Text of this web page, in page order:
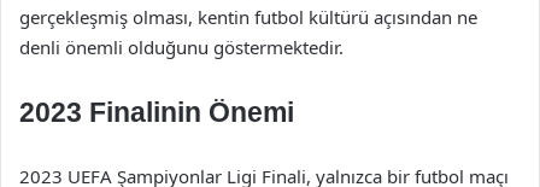
gerçekleşmiş olması, kentin futbol kültürü açısından ne
denli önemli olduğunu göstermektedir.
2023 Finalinin Önemi
2023 UEFA Şampiyonlar Ligi Finali, yalnızca bir futbol maçı